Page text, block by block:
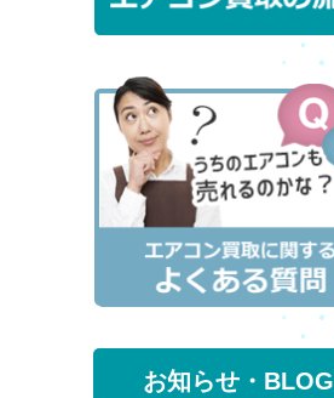
お知らせ・BLOG